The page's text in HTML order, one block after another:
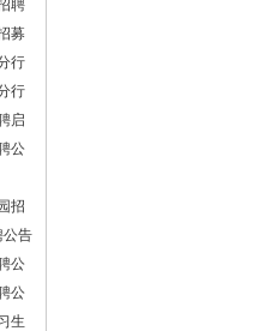
聘
募
行
行
启
公
招
公告
公
公
生